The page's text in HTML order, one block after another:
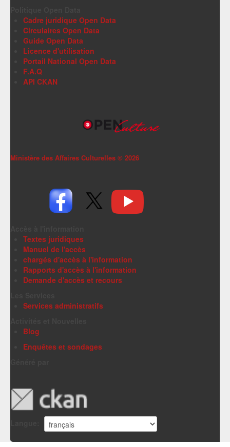
Cadre juridique Open Data
Circulaires Open Data
Guide Open Data
Licence d'utilisation
Portail National Open Data
F.A.Q
API CKAN
Ministère des Affaires Culturelles © 2026
Textes juridiques
Manuel de l'accès
chargés d'accès à l'information
Rapports d'accès à l'information
Demande d'accès et recours
Services administratifs
Blog
Enquêtes et sondages